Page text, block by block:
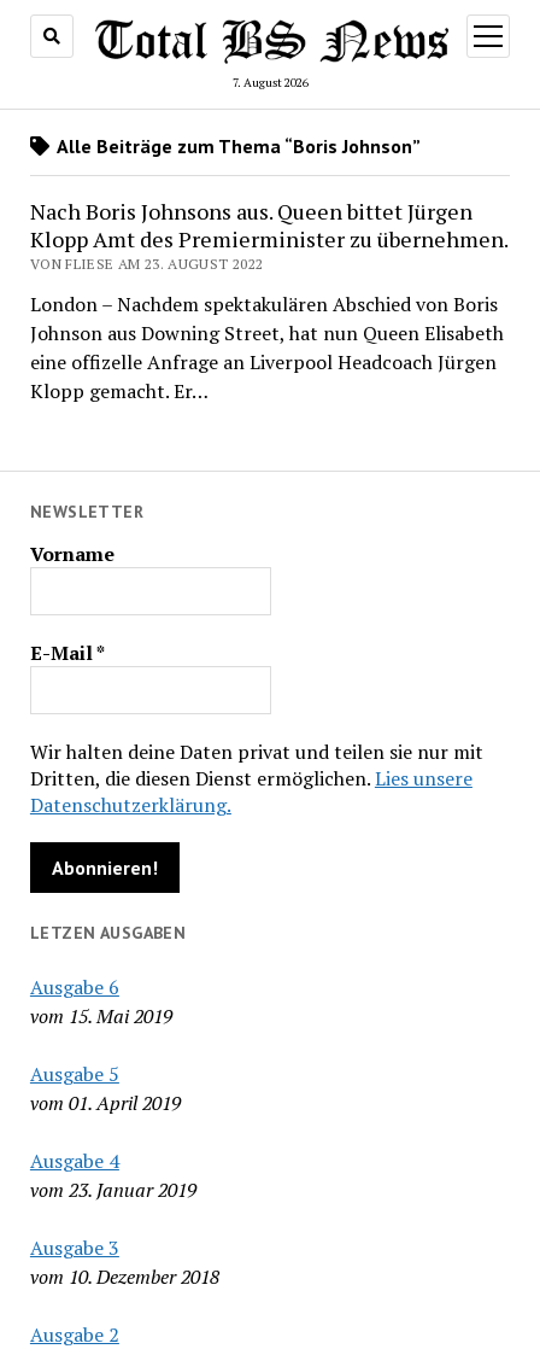
7. August 2026
Menü
öffnen
NEWSLETTER
Vorname
E-Mail*
Wir halten deine Daten privat und teilen sie nur mit
Dritten, die diesen Dienst ermöglichen.Lies unsere
Datenschutzerklärung.
LETZEN AUSGABEN
Ausgabe 6
vom 15. Mai 2019
Ausgabe 5
vom 01. April 2019
Ausgabe 4
vom 23. Januar 2019
Ausgabe 3
vom 10. Dezember 2018
Ausgabe 2
Alle Beiträge zum Thema “Boris Johnson”
Nach Boris Johnsons aus. Queen bittet Jürgen
Klopp Amt des Premierminister zu übernehmen.
VON FLIESE AM 23. AUGUST 2022
London – Nachdem spektakulären Abschied von Boris
Johnson aus Downing Street, hat nun Queen Elisabeth
eine offizelle Anfrage an Liverpool Headcoach Jürgen
Klopp gemacht. Er…